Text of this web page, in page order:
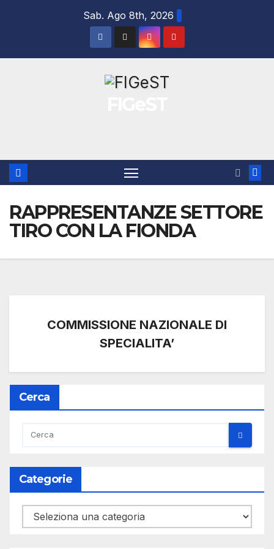
Sab. Ago 8th, 2026
RAPPRESENTANZE SETTORE
TIRO CON LA FIONDA
COMMISSIONE NAZIONALE DI
SPECIALITA’
Cerca
Categorie
Categorie